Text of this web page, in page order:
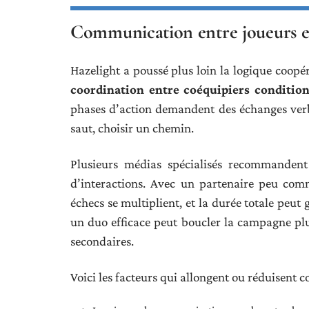
Communication entre joueurs
Hazelight a poussé plus loin la logique
coordination entre coéquipiers
phases d’action demandent des échanges
saut, choisir un chemin.
Plusieurs médias spécialisés
d’interactions. Avec un partenaire peu
échecs se multiplient, et la durée totale peut
un duo efficace peut boucler la campagne
secondaires.
Voici les facteurs qui allongent ou réduisent